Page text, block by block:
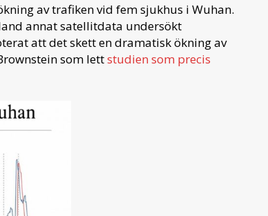
av trafiken vid fem sjukhus i Wuhan.
annat satellitdata undersökt
att det skett en dramatisk ökning av
som lettstudien som precis